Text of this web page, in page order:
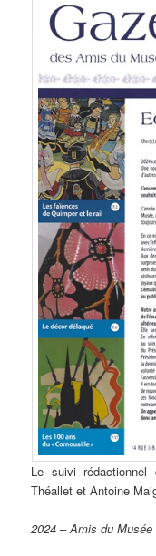
Le suivi
Théallet et Antoine
2024 – Amis du